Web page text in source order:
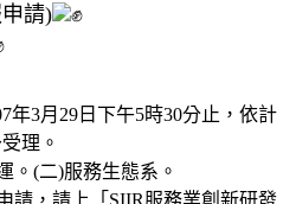
請)
年3月29日下午5時30分止，依計
理。
。(二)服務生態系。
請，請上「SIIR服務業創新研發